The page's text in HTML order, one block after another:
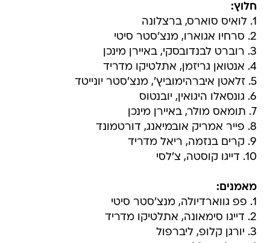
חלוץ:
1. לואיס סוארס, ברצלונה
2. סרחיו אגוארו, מנצ'סטר סיטי
3. רוברט לבנדובסקי, באיירן מינכן
4. אנטואן גריזמן, אתלטיקו מדריד
5. זלאטן איברהימוביץ', מנצ'סטר יונייטד
6. גונסאלו היגואין, יובנטוס
7. תומאס מולר, באיירן מינכן
8. פייר אמריק אובמיאנג, דורטמונד
9. קרים בנזמה, ריאל מדריד
10. דייגו קוסטה, צ'לסי
מאמנים:
1. פפ גווארדיולה, מנצ'סטר סיטי
2. דייגו סימאונה, אתלטיקו מדריד
3. יורגן קלופ, ליברפול